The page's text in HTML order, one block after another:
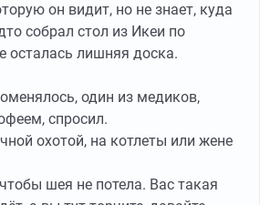
он видит, но не знает, куда
собрал стол из Икеи по
осталась лишняя доска.
один из медиков,
спросил.
охотой, на котлеты или жене
шея не потела. Вас такая